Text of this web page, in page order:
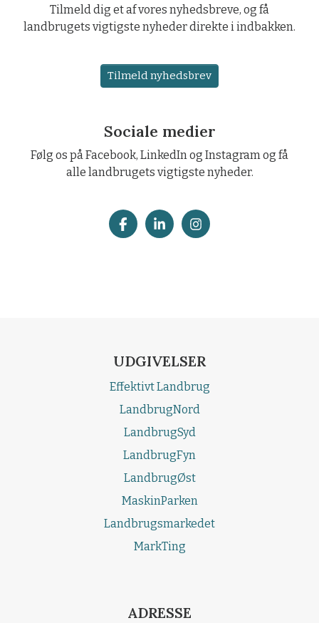
Tilmeld dig et af vores nyhedsbreve, og få
landbrugets vigtigste nyheder direkte i indbakken.
Tilmeld nyhedsbrev
Sociale medier
Følg os på Facebook, LinkedIn og Instagram og få
alle landbrugets vigtigste nyheder.
UDGIVELSER
Effektivt Landbrug
LandbrugNord
LandbrugSyd
LandbrugFyn
LandbrugØst
MaskinParken
Landbrugsmarkedet
MarkTing
ADRESSE